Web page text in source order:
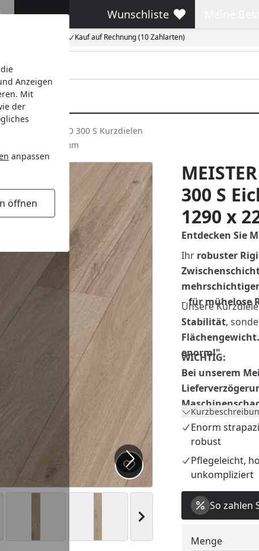
Anzeigen
Mit
der
anpassen
öffnen
Kauf auf Rechnung (10 Zahlarten)
Wunschliste
Wunschliste
rigid RD 300 S Kurzdielen
x 228 x 5,5 mm
Nächstes Bild anzeigen
Produkt zur Wunschliste
300 S
1290 x
Entdecken Sie
Ihr robuster
–für mühelose
Unsere
Stabilität,
Flächengewicht.
enorm!"
WICHTIG:
Bei unserem
Enorm
robust
Pflegeleicht,
unkompliziert
So zahlen
Menge